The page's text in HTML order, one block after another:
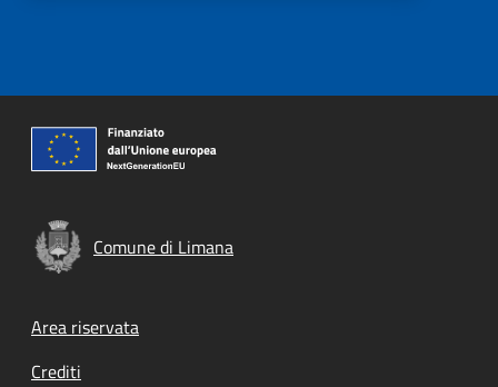
Comune di Limana
Footer menu
Area riservata
Crediti